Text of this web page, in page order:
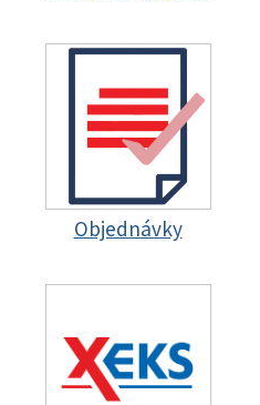
Objednávky